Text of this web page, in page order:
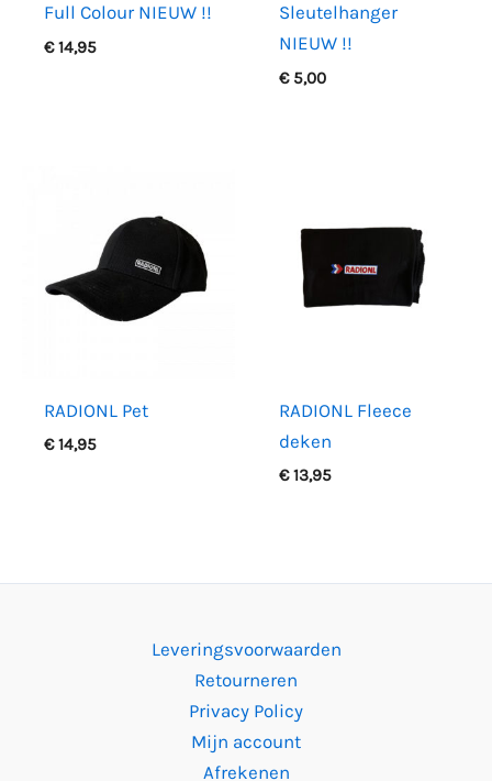
Full Colour NIEUW !!
€14,95
kan
gekozen
de
productpagina
Sleutelhanger
NIEUW !!
€5,00
RADIONL Pet
€14,95
RADIONL Fleece
deken
€13,95
Leveringsvoorwaarden
Retourneren
Privacy Policy
Mijn account
Afrekenen